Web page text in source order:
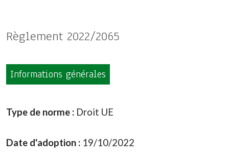
Règlement 2022/2065
Informations générales
Type de norme : Droit UE
Date d'adoption : 19/10/2022